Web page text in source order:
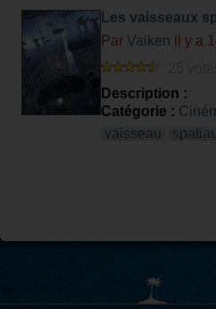
Les vaisseaux
Par Vaiken il y a
Description :
Catégorie :
vaisseau